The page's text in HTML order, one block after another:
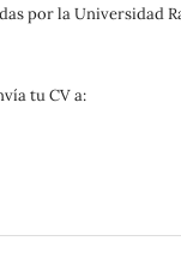
por la Universidad
tu CV a: